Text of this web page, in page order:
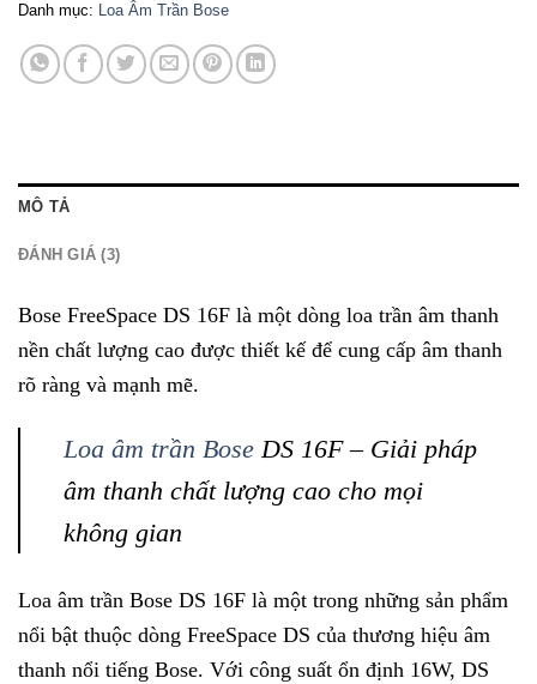
Danh mục: Loa Âm Trần Bose
MÔ TẢ
ĐÁNH GIÁ (3)
Bose FreeSpace DS 16F là một dòng loa trần âm thanh
nền chất lượng cao được thiết kế để cung cấp âm thanh
rõ ràng và mạnh mẽ.
Loa âm trần Bose DS 16F – Giải pháp
âm thanh chất lượng cao cho mọi
không gian
Loa âm trần Bose DS 16F là một trong những sản phẩm
nổi bật thuộc dòng FreeSpace DS của thương hiệu âm
thanh nổi tiếng Bose. Với công suất ổn định 16W, DS